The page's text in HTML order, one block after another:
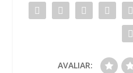
AVALIAR: